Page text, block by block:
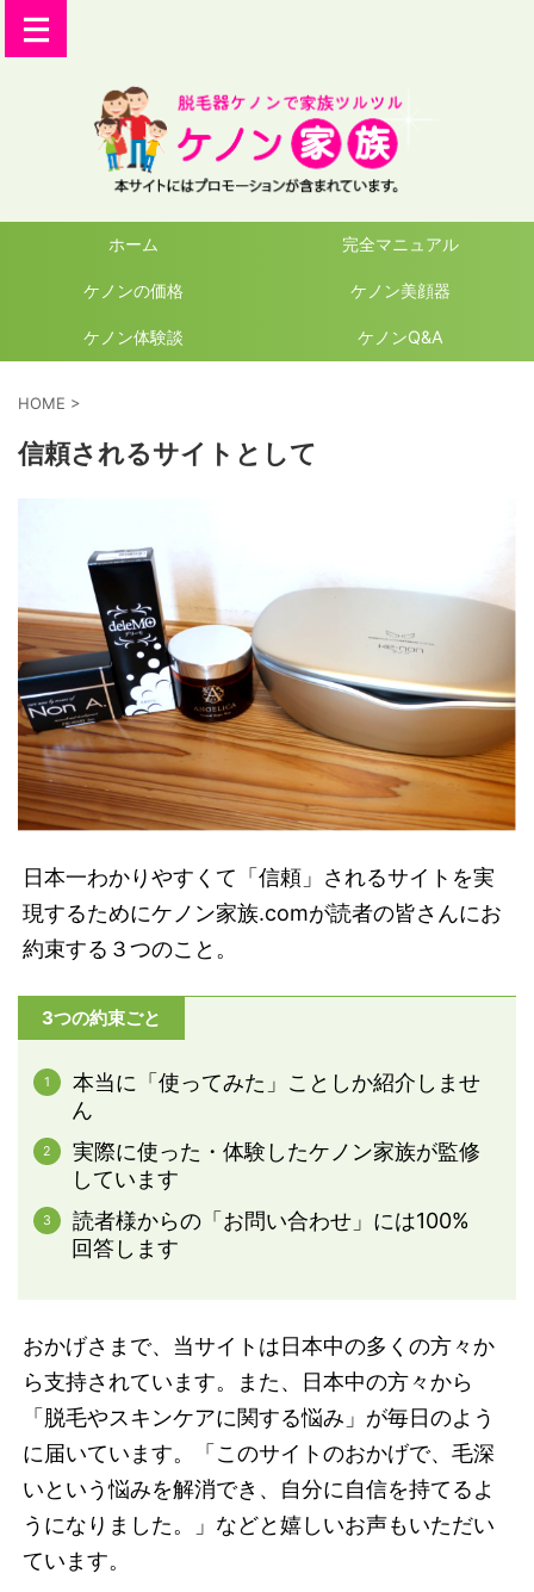
ホーム 完全マニュアル
ケノンの価格 ケノン美顔器
ケノン体験談 ケノンQ&A
HOME >
信頼されるサイトとして
日本一わかりやすくて「信頼」されるサイトを実
現するためにケノン家族.comが読者の皆さんにお
約束する３つのこと。
3つの約束ごと
本当に「使ってみた」ことしか紹介しませ
ん
実際に使った・体験したケノン家族が監修
しています
読者様からの「お問い合わせ」には100%
回答します
おかげさまで、当サイトは日本中の多くの方々か
ら支持されています。また、日本中の方々から
「脱毛やスキンケアに関する悩み」が毎日のよう
に届いています。「このサイトのおかげで、毛深
いという悩みを解消でき、自分に自信を持てるよ
うになりました。」などと嬉しいお声もいただい
ています。